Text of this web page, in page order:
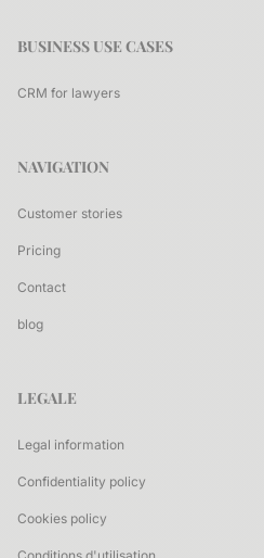
BUSINESS USE CASES
CRM for lawyers
NAVIGATION
Customer stories
Pricing
Contact
blog
LEGALE
Legal information
Confidentiality policy
Cookies policy